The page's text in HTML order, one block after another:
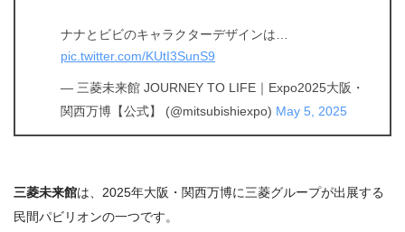
ナナとビビのキャラクターデザインは…
pic.twitter.com/KUtI3SunS9
— 三菱未来館 JOURNEY TO LIFE｜Expo2025大阪・
関西万博【公式】 (@mitsubishiexpo) May 5, 2025
三菱未来館は、2025年大阪・関西万博に三菱グループが出展する
民間パビリオンの一つです。